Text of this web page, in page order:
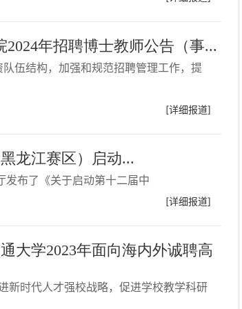
2024年招聘博士教师公告（事...
伍结构，加强和规范招聘管理工作，提
[详细报道]
龙江赛区）启动...
发布了《关于启动第十二届中
[详细报道]
大学2023年面向海内外诚聘高
新时代人才强校战略，促进学校教学科研